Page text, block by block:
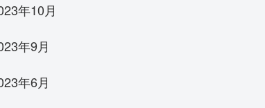
年10月
年9月
年6月